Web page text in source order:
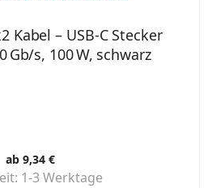
Kabel – USB-C Stecker
Gb/s, 100 W, schwarz
ab 9,34 €
1-3 Werktage